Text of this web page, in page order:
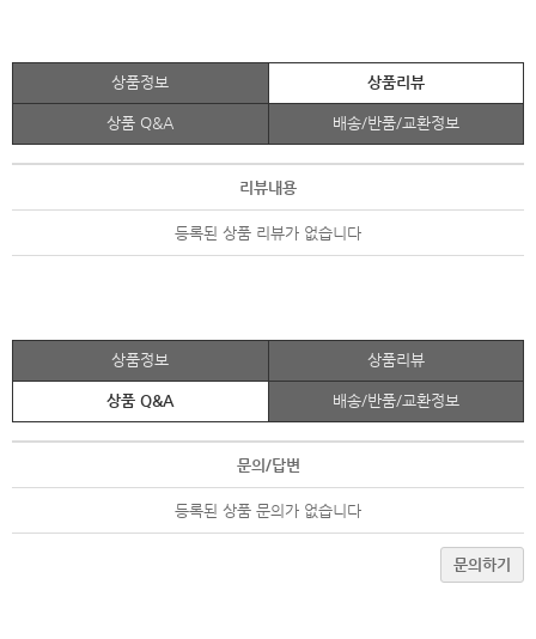
상품정보 상품리뷰
상품 Q&A 배송/반품/교환정보
리뷰내용
등록된 상품 리뷰가 없습니다
상품정보 상품리뷰
상품 Q&A 배송/반품/교환정보
문의/답변
등록된 상품 문의가 없습니다
문의하기